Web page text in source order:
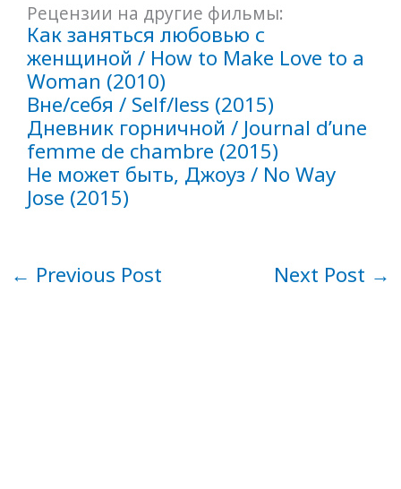
Рецензии на другие фильмы:
Как заняться любовью с
женщиной / How to Make Love to a
Woman (2010)
Вне/себя / Self/less (2015)
Дневник горничной / Journal d’une
femme de chambre (2015)
Не может быть, Джоуз / No Way
Jose (2015)
← Previous Post Next Post →